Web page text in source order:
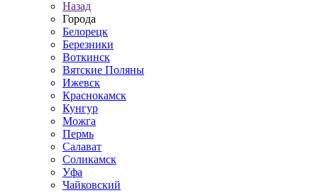
Назад
Города
Белорецк
Березники
Воткинск
Вятские Поляны
Ижевск
Краснокамск
Кунгур
Можга
Пермь
Салават
Соликамск
Уфа
Чайковский